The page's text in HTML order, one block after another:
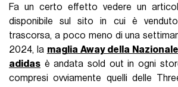
Fa un certo effetto vedere un
disponibile sul sito in cui è
trascorsa, a poco meno di una
2024, la maglia Away della
adidas è andata sold out in ogni
compresi ovviamente quelli delle